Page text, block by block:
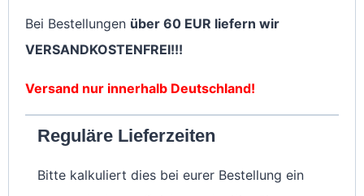
Bei Bestellungen über 60 EUR liefern wir
VERSANDKOSTENFREI!!!
Versand nur innerhalb Deutschland!
Reguläre Lieferzeiten
Bitte kalkuliert dies bei eurer Bestellung ein